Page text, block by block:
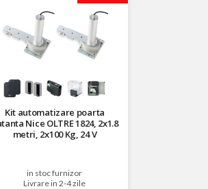
Kit automatizare poarta
Nice OLTRE 1824, 2x1.8
metri, 2x100 Kg, 24 V
in stoc furnizor
Livrare in 2-4 zile